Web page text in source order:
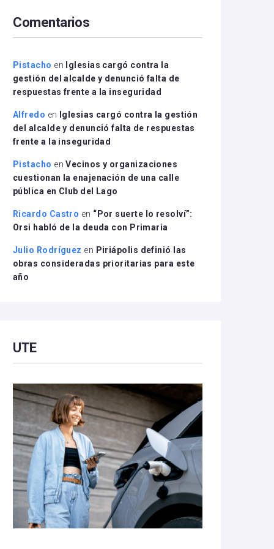
disminuir
el
Comentarios
Pistacho en
Iglesias cargó contra la
gestión del alcalde y denunció falta de
respuestas frente a la inseguridad
Alfredo en
Iglesias cargó contra la gestión
del alcalde y denunció falta de respuestas
frente a la inseguridad
Pistacho enVecinos y organizaciones
cuestionan la enajenación de una calle
pública en Club del Lago
Ricardo Castro en “Por suerte lo resolví”:
Orsi habló de la deuda con Primaria
Julio Rodríguez en Piriápolis definió las
obras consideradas prioritarias para este
año
UTE